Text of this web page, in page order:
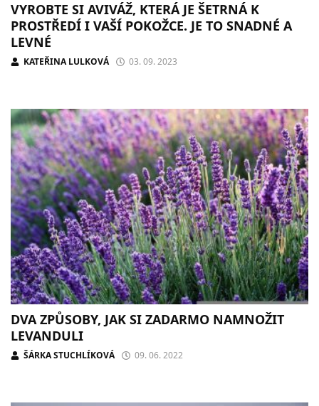
VYROBTE SI AVIVÁŽ, KTERÁ JE ŠETRNÁ K
PROSTŘEDÍ I VAŠÍ POKOŽCE. JE TO SNADNÉ A
LEVNÉ
KATEŘINA LULKOVÁ 03. 09. 2023
DVA ZPŮSOBY, JAK SI ZADARMO NAMNOŽIT
LEVANDULI
ŠÁRKA STUCHLÍKOVÁ 09. 06. 2022